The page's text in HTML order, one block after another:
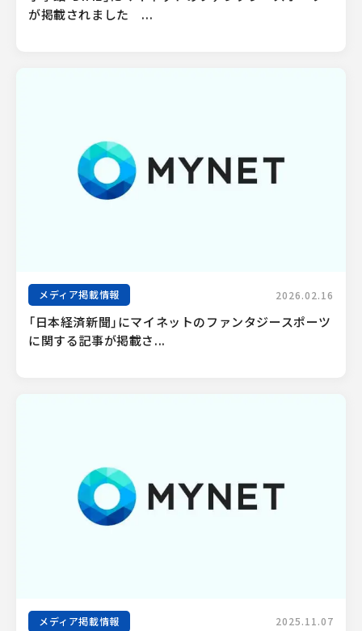
が掲載されました　...
メディア掲載情報 2026.02.16
「日本経済新聞」にマイネットのファンタジースポーツ
に関する記事が掲載さ...
メディア掲載情報 2025.11.07